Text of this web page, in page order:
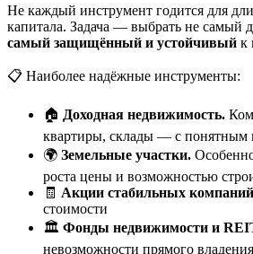
Не каждый инструмент годится для
капитала. Задача — выбрать не самый
самый защищённый и устойчивый к
📋 Наиболее надёжные инструменты:
🏠 Доходная недвижимость.
квартиры, склады — с понятным
🌍 Земельные участки.
роста цены и возможностью
🧾 Акции стабильных
стоимости
🏛 Фонды недвижимости и
невозможности прямого владения